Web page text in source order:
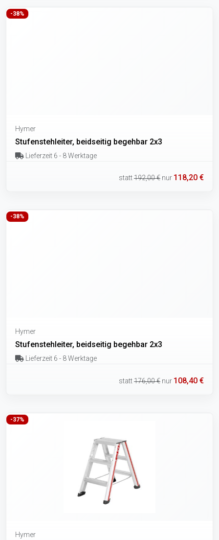
-38%
Hymer
Stufenstehleiter, beidseitig begehbar 2x3
Lieferzeit 6 - 8 Werktage
statt192,00 € nur 118,20 €
-38%
Hymer
Stufenstehleiter, beidseitig begehbar 2x3
Lieferzeit 6 - 8 Werktage
statt176,00 € nur 108,40 €
-37%
Hymer